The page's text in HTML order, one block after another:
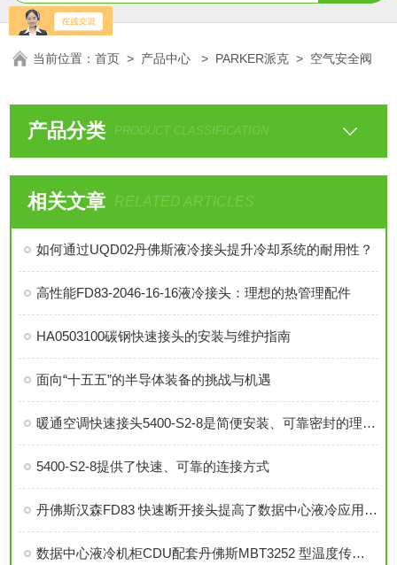
当前位置：首页 > 产品中心 > PARKER派克 > 空气安全阀
产品分类 PRODUCT CLASSIFICATION
相关文章 RELATED ARTICLES
如何通过UQD02丹佛斯液冷接头提升冷却系统的耐用性？
高性能FD83-2046-16-16液冷接头：理想的热管理配件
HA0503100碳钢快速接头的安装与维护指南
面向“十五五”的半导体装备的挑战与机遇
暖通空调快速接头5400-S2-8是简便安装、可靠密封的理想选择
5400-S2-8提供了快速、可靠的连接方式
丹佛斯汉森FD83 快速断开接头提高了数据中心液冷应用的效率
数据中心液冷机柜CDU配套丹佛斯MBT3252 型温度传感器